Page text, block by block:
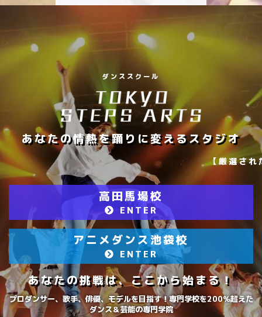
ダンススクール
あなたの情熱を踊りに変えるスタジオ
【厳選された一流インストラクターのダンス
高田馬場校
ENTER
アニメダンス池袋校
ENTER
あなたの挑戦は、ここから始まる！
プロダンサー、歌手、俳優、モデルを目指す！専門学校を200％超えた
ダンス＆芸能の専門学院